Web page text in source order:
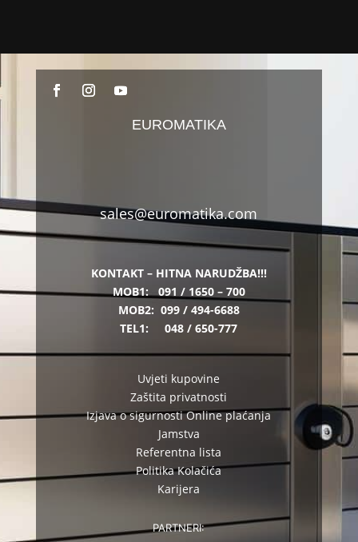
EUROMATIKA
sales@euromatika.com
KONTAKT – HITNA NARUDŽBA!!!
MOB1:091 / 1650 – 700
MOB2: 099 / 494-6688
TEL1:048 / 650-777
Uvjeti kupovine
Zaštita privatnosti
Izjava o sigurnosti Online plaćanja
Jamstva
Referentna lista
Politika Kolačića
Karijera
PARTNERI: